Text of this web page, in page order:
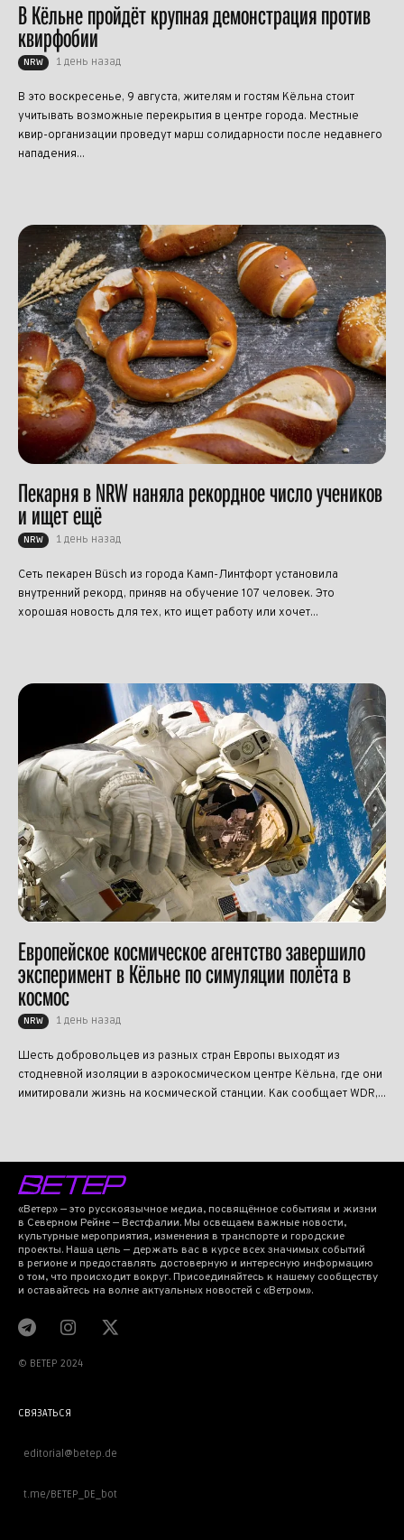
В Кёльне пройдёт крупная демонстрация против
квирфобии
NRW 1 день назад
В это воскресенье, 9 августа, жителям и гостям Кёльна стоит
учитывать возможные перекрытия в центре города. Местные
квир-организации проведут марш солидарности после недавнего
нападения...
Пекарня в NRW наняла рекордное число учеников
и ищет ещё
NRW 1 день назад
Сеть пекарен Büsch из города Камп-Линтфорт установила
внутренний рекорд, приняв на обучение 107 человек. Это
хорошая новость для тех, кто ищет работу или хочет...
Европейское космическое агентство завершило
эксперимент в Кёльне по симуляции полёта в
космос
NRW 1 день назад
Шесть добровольцев из разных стран Европы выходят из
стодневной изоляции в аэрокосмическом центре Кёльна, где они
имитировали жизнь на космической станции. Как сообщает WDR,...
«Ветер» — это русскоязычное медиа, посвящённое событиям и жизни
в Северном Рейне — Вестфалии. Мы освещаем важные новости,
культурные мероприятия, изменения в транспорте и городские
проекты. Наша цель — держать вас в курсе всех значимых событий
в регионе и предоставлять достоверную и интересную информацию
о том, что происходит вокруг. Присоединяйтесь к нашему сообществу
и оставайтесь на волне актуальных новостей с «Ветром».
© BETEP 2024
СВЯЗАТЬСЯ
editorial@betep.de
t.me/BETEP_DE_bot